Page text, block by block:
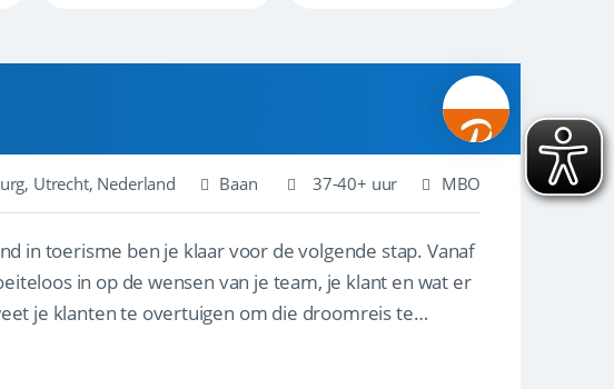
Utrecht, Nederland Baan 37-40+ uur MBO
in toerisme ben je klaar voor de volgende stap. Vanaf
in op de wensen van je team, je klant en wat er
je klanten te overtuigen om die droomreis te